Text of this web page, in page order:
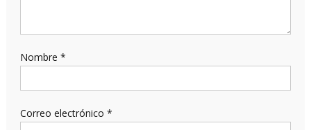
Nombre *
Correo electrónico *